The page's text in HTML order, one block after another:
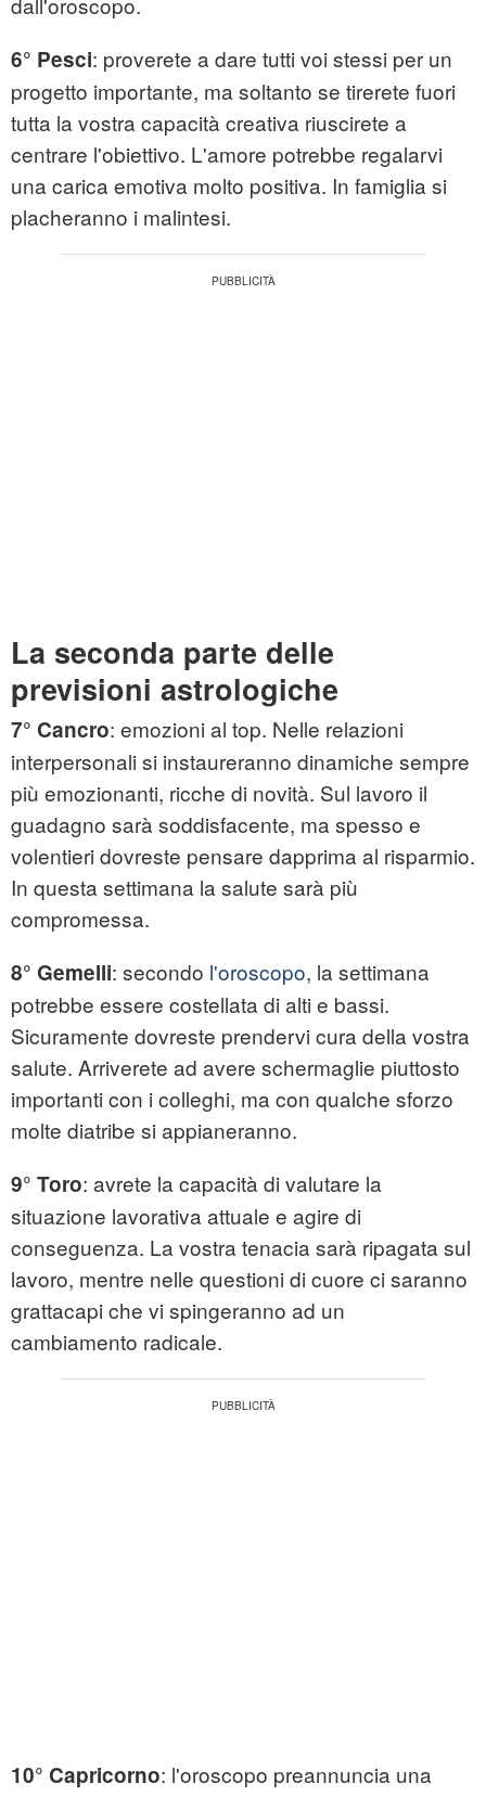
6° Pesci: proverete a dare tutti voi stessi per un
progetto importante, ma soltanto se tirerete fuori
tutta la vostra capacità creativa riuscirete a
centrare l'obiettivo. L'amore potrebbe regalarvi
una carica emotiva molto positiva. In famiglia si
placheranno i malintesi.
La seconda parte delle
previsioni astrologiche
7° Cancro: emozioni al top. Nelle relazioni
interpersonali si instaureranno dinamiche sempre
più emozionanti, ricche di novità. Sul lavoro il
guadagno sarà soddisfacente, ma spesso e
volentieri dovreste pensare dapprima al risparmio.
In questa settimana la salute sarà più
compromessa.
8° Gemelli: secondo l'oroscopo, la settimana
potrebbe essere costellata di alti e bassi.
Sicuramente dovreste prendervi cura della vostra
salute. Arriverete ad avere schermaglie piuttosto
importanti con i colleghi, ma con qualche sforzo
molte diatribe si appianeranno.
9° Toro: avrete la capacità di valutare la
situazione lavorativa attuale e agire di
conseguenza. La vostra tenacia sarà ripagata sul
lavoro, mentre nelle questioni di cuore ci saranno
grattacapi che vi spingeranno ad un
cambiamento radicale.
10° Capricorno: l'oroscopo preannuncia una